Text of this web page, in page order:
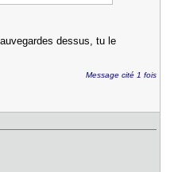
dessus, tu le
Message cité 1 fois